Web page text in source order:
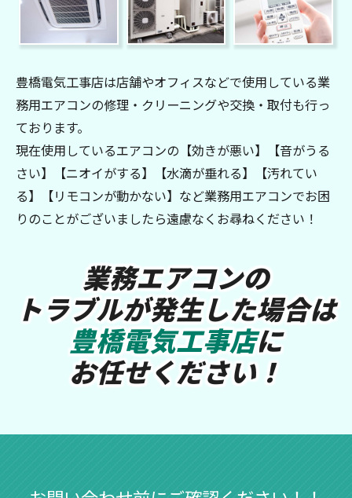
豊橋電気工事店は店舗やオフィスなどで使用している業
務用エアコンの修理・クリーニングや交換・取付も行っ
ております。
現在使用しているエアコンの【効きが悪い】【音がうる
さい】【ニオイがする】【水滴が垂れる】【汚れてい
る】【リモコンが動かない】など業務用エアコンでお困
りのことがございましたら遠慮なくお尋ねください！
業務エアコンの
トラブルが発生した場合は
豊橋電気工事店に
お任せください！